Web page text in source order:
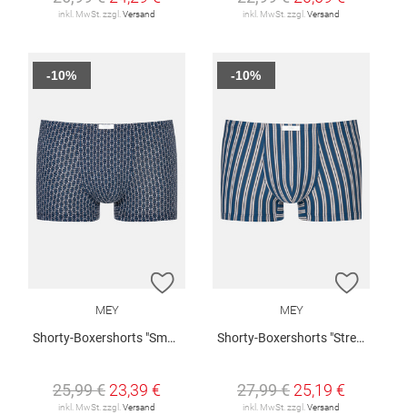
inkl. MwSt. zzgl.Versand inkl. MwSt. zzgl.Versand
ZUR WUNSCHLISTE HINZUFÜGEN
MEY
Shorty-Boxershorts "Smart Chains"
25,99 € 23,39 €
inkl. MwSt. zzgl.Versand
-10%
ZUR
MEY
Shorty-Boxershorts "Stream Stripes"
27,99 € 25,19 €
inkl. MwSt. zzgl.Versand
-10%